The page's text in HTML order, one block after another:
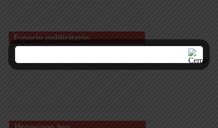
Espacio publicitario